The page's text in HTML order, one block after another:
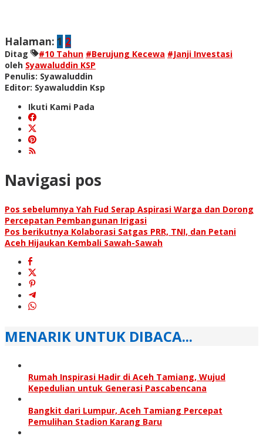
Halaman: 1 2
Ditag #10 Tahun #Berujung Kecewa #Janji Investasi
oleh Syawaluddin KSP
Penulis: Syawaluddin
Editor: Syawaluddin Ksp
Ikuti Kami Pada
Navigasi pos
Pos sebelumnya Yah Fud Serap Aspirasi Warga dan Dorong
Percepatan Pembangunan Irigasi
Pos berikutnya Kolaborasi Satgas PRR, TNI, dan Petani
Aceh Hijaukan Kembali Sawah-Sawah
MENARIK UNTUK DIBACA...
Rumah Inspirasi Hadir di Aceh Tamiang, Wujud
Kepedulian untuk Generasi Pascabencana
Bangkit dari Lumpur, Aceh Tamiang Percepat
Pemulihan Stadion Karang Baru